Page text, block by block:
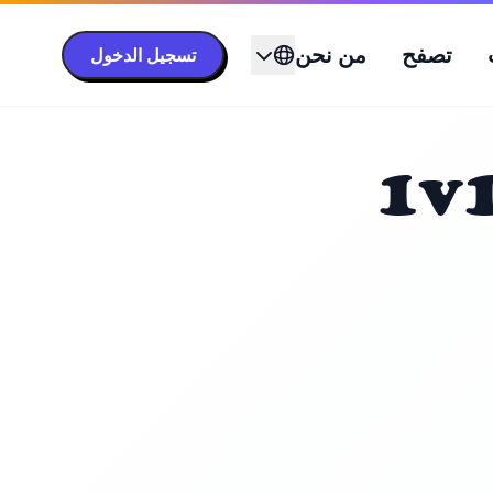
تصفح من نحن تسجيل الدخول